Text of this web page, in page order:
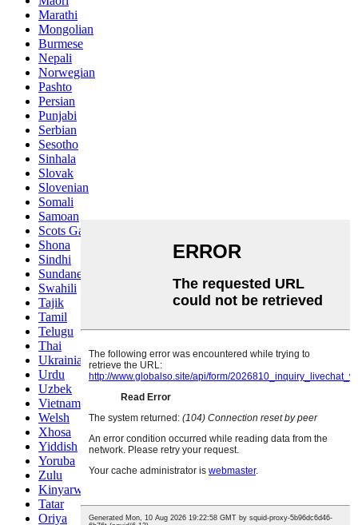
Marathi
Mongolian
Burmese
Nepali
Norwegian
Pashto
Persian
Punjabi
Serbian
Sesotho
Sinhala
Slovak
Slovenian
Somali
Samoan
Scots Gaelic
Shona
Sindhi
Sundanese
Swahili
Tajik
Tamil
Telugu
Thai
Ukrainian
Urdu
Uzbek
Vietnamese
Welsh
Xhosa
Yiddish
Yoruba
Zulu
Kinyarwanda
Tatar
Oriya